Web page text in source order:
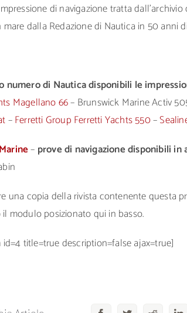
di navigazione tratta
dalla Redazione di Nautica in 50 anni
numero di Nautica disponibili le
Magellano 66– Brunswick Marine Activ
–Ferretti Group Ferretti Yachts 550–
– prove di navigazione disponibili in
una copia della rivista contenente questa
modulo posizionato qui in basso.
title=true description=false ajax=true]